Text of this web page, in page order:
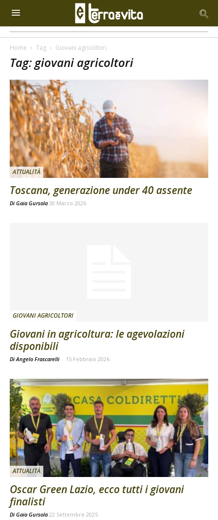
Home Tag Giovani agricoltori
Tag: giovani agricoltori
ATTUALITÀ
Toscana, generazione under 40 assente
Di Gaia Gursola 30 Marzo 2026
GIOVANI AGRICOLTORI
Giovani in agricoltura: le agevolazioni
disponibili
Di Angelo Frascarelli - 15 Febbraio 2026
ATTUALITÀ
Oscar Green Lazio, ecco tutti i giovani
finalisti
Di Gaia Gursola 22 Settembre 2025